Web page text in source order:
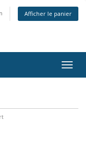
Afficher le panier